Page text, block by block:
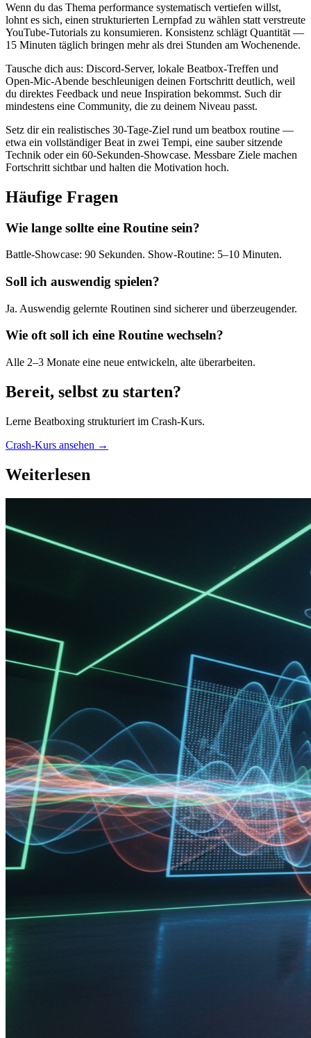
Wenn du das Thema performance systematisch vertiefen willst,
lohnt es sich, einen strukturierten Lernpfad zu wählen statt verstreute
YouTube-Tutorials zu konsumieren. Konsistenz schlägt Quantität —
15 Minuten täglich bringen mehr als drei Stunden am Wochenende.
Tausche dich aus: Discord-Server, lokale Beatbox-Treffen und
Open-Mic-Abende beschleunigen deinen Fortschritt deutlich, weil
du direktes Feedback und neue Inspiration bekommst. Such dir
mindestens eine Community, die zu deinem Niveau passt.
Setz dir ein realistisches 30-Tage-Ziel rund um beatbox routine —
etwa ein vollständiger Beat in zwei Tempi, eine sauber sitzende
Technik oder ein 60-Sekunden-Showcase. Messbare Ziele machen
Fortschritt sichtbar und halten die Motivation hoch.
Häufige Fragen
Wie lange sollte eine Routine sein?
Battle-Showcase: 90 Sekunden. Show-Routine: 5–10 Minuten.
Soll ich auswendig spielen?
Ja. Auswendig gelernte Routinen sind sicherer und überzeugender.
Wie oft soll ich eine Routine wechseln?
Alle 2–3 Monate eine neue entwickeln, alte überarbeiten.
Bereit, selbst zu starten?
Lerne Beatboxing strukturiert im Crash-Kurs.
Crash-Kurs ansehen →
Weiterlesen